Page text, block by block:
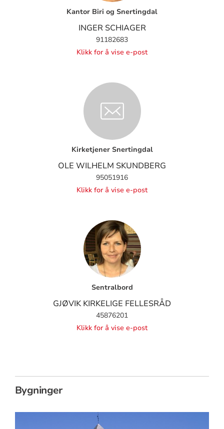
Kantor Biri og Snertingdal
INGER SCHIAGER
91182683
Klikk for å vise e-post
Kirketjener Snertingdal
OLE WILHELM SKUNDBERG
95051916
Klikk for å vise e-post
Sentralbord
GJØVIK KIRKELIGE FELLESRÅD
45876201
Klikk for å vise e-post
Bygninger